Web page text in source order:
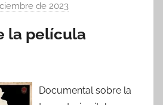
de 2023
r
la película
Documental sobre la